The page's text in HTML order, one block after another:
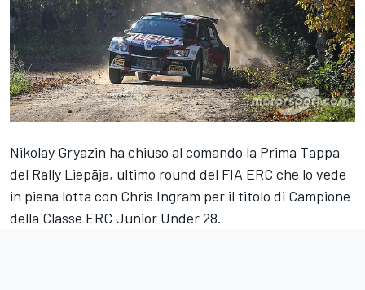
Nikolay Gryazin ha chiuso al comando la Prima Tappa
del Rally Liepāja, ultimo round del FIA ERC che lo vede
in piena lotta con Chris Ingram per il titolo di Campione
della Classe ERC Junior Under 28.